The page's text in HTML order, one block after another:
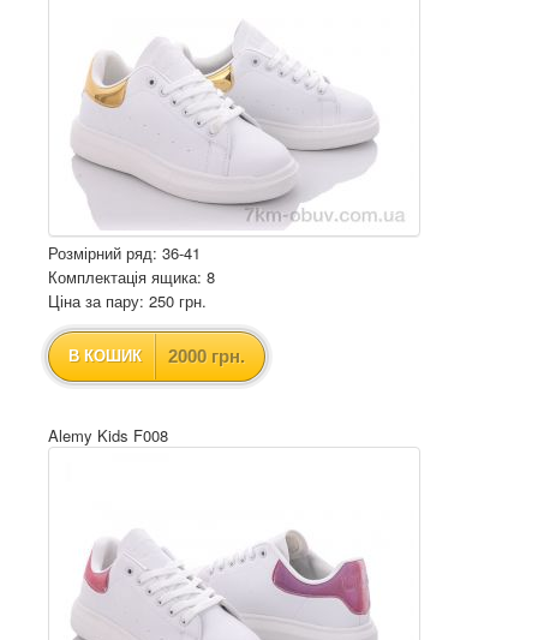
Розмірний ряд: 36-41
Комплектація ящика: 8
Ціна за пару: 250 грн.
В КОШИК 2000 грн.
Alemy Kids F008